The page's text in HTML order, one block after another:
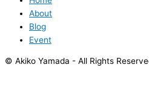
About
Blog
Event
© Akiko Yamada - All Rights